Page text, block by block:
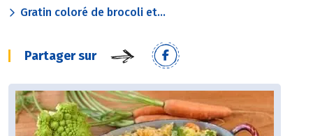
Gratin coloré de brocoli et...
Partager sur